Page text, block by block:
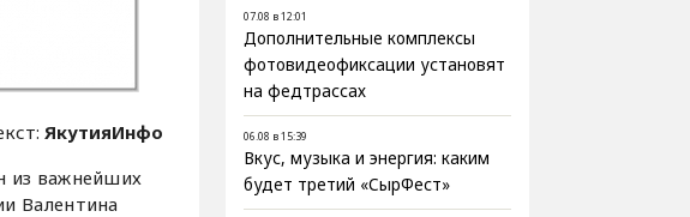
ЯкутияИнфо
из важнейших
Валентина
07.08 в 12:01
Дополнительные комплексы
фотовидеофиксации установят
на федтрассах
06.08 в 15:39
Вкус, музыка и энергия: каким
будет третий «СырФест»